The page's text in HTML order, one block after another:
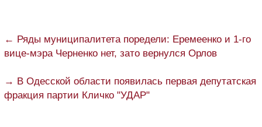
← Ряды муниципалитета поредели: Еремеенко и 1-го
вице-мэра Черненко нет, зато вернулся Орлов
→ В Одесской области появилась первая депутатская
фракция партии Кличко "УДАР"